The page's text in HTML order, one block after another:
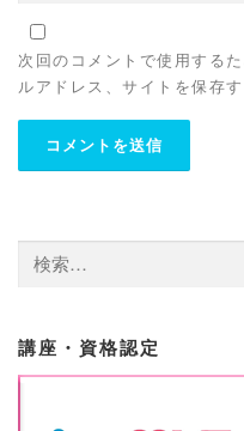
次回のコメントで使用する
ルアドレス、サイトを保存す
索:
講座・資格認定